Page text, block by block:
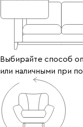
Выбирайте способ
или наличными при